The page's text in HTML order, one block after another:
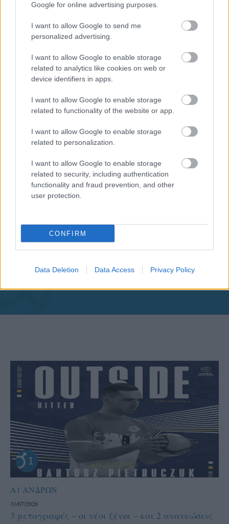
Google for online advertising purposes.
I want to allow Google to send me
personalized advertising.
I want to allow Google to enable storage
related to analytics like cookies on web or
device identifiers in apps.
I want to allow Google to enable storage
related to functionality of the website or app.
I want to allow Google to enable storage
related to personalization.
I want to allow Google to enable storage
related to security, including authentication
functionality and fraud prevention, and other
user protection.
CONFIRM
Data Deletion Data Access Privacy Policy
Aκολουθήστε μας
Α1 ΑΝΔΡΩΝ
31/07/2026
3 μεταγραφές – οι νέοι ξένοι – και 2 ανανεώσεις